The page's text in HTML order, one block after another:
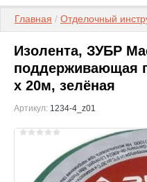
Главная / Отделочный
Изолента, ЗУБР
поддерживающая
х 20м, зелёная
Артикул: 1234-4_z01